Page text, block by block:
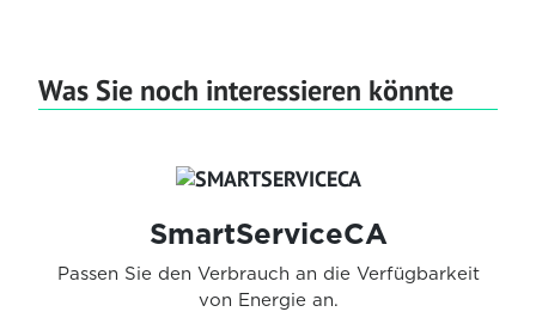
Was Sie noch interessieren könnte
SmartServiceCA
Passen Sie den Verbrauch an die Verfügbarkeit
von Energie an.